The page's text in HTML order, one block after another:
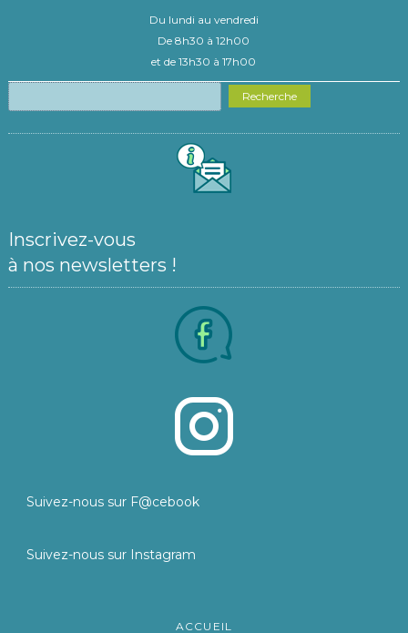
Du lundi au vendredi
De 8h30 à 12h00
et de 13h30 à 17h00
Recherche
Inscrivez-vous
à nos newsletters !
Suivez-nous sur F@cebook
Suivez-nous sur Instagram
ACCUEIL